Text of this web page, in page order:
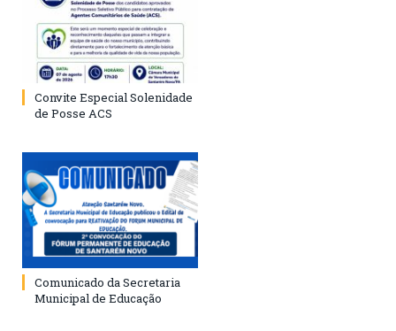
Convite Especial Solenidade
de Posse ACS
Comunicado da Secretaria
Municipal de Educação